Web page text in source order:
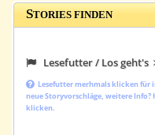
STORIES FINDEN
Lesefutter / Los geht's
Lesefutter merhmals klicken für
neue Storyvorschläge, weitere Info?
klicken.